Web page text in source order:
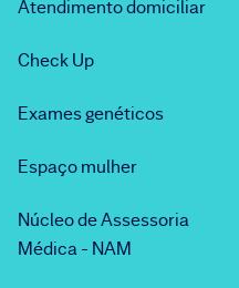
Atendimento domiciliar
Check Up
Exames genéticos
Espaço mulher
Núcleo de Assessoria
Médica - NAM